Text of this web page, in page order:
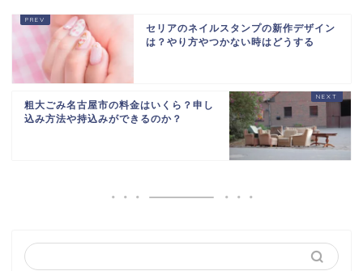
セリアのネイルスタンプの新作デザイン
は？やり方やつかない時はどうする
粗大ごみ名古屋市の料金はいくら？申し
込み方法や持込みができるのか？